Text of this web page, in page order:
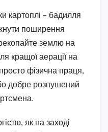
картоплі – бадилля
поширення
землю на
кращої аерації на
фізична праця,
добре розпушений
як на заході